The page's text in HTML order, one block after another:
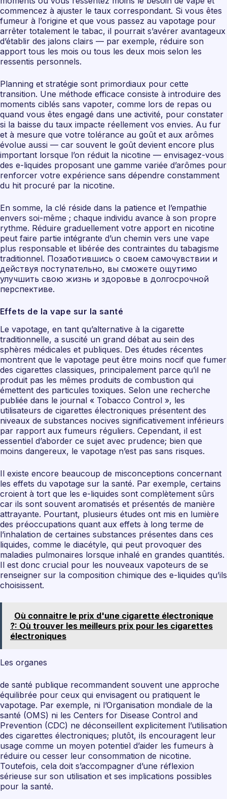
commencez à ajuster le taux correspondant. Si vous êtes
fumeur à l’origine et que vous passez au vapotage pour
arrêter totalement le tabac, il pourrait s’avérer avantageux
d’établir des jalons clairs — par exemple, réduire son
apport tous les mois ou tous les deux mois selon les
ressentis personnels.
Planning et stratégie sont primordiaux pour cette
transition. Une méthode efficace consiste à introduire des
moments ciblés sans vapoter, comme lors de repas ou
quand vous êtes engagé dans une activité, pour constater
si la baisse du taux impacte réellement vos envies. Au fur
et à mesure que votre tolérance au goût et aux arômes
évolue aussi — car souvent le goût devient encore plus
important lorsque l’on réduit la nicotine — envisagez-vous
des e-liquides proposant une gamme variée d’arômes pour
renforcer votre expérience sans dépendre constamment
du hit procuré par la nicotine.
En somme, la clé réside dans la patience et l’empathie
envers soi-même ; chaque individu avance à son propre
rythme. Réduire graduellement votre apport en nicotine
peut faire partie intégrante d’un chemin vers une vape
plus responsable et libérée des contraintes du tabagisme
traditionnel. Позаботившись о своем самочувствии и
действуя поступательно, вы сможете ощутимо
улучшить свою жизнь и здоровье в долгосрочной
перспективе.
Effets de la vape sur la santé
Le vapotage, en tant qu’alternative à la cigarette
traditionnelle, a suscité un grand débat au sein des
sphères médicales et publiques. Des études récentes
montrent que le vapotage peut être moins nocif que fumer
des cigarettes classiques, principalement parce qu’il ne
produit pas les mêmes produits de combustion qui
émettent des particules toxiques. Selon une recherche
publiée dans le journal « Tobacco Control », les
utilisateurs de cigarettes électroniques présentent des
niveaux de substances nocives significativement inférieurs
par rapport aux fumeurs réguliers. Cependant, il est
essentiel d’aborder ce sujet avec prudence; bien que
moins dangereux, le vapotage n’est pas sans risques.
Il existe encore beaucoup de misconceptions concernant
les effets du vapotage sur la santé. Par exemple, certains
croient à tort que les e-liquides sont complètement sûrs
car ils sont souvent aromatisés et présentés de manière
attrayante. Pourtant, plusieurs études ont mis en lumière
des préoccupations quant aux effets à long terme de
l’inhalation de certaines substances présentes dans ces
liquides, comme le diacétyle, qui peut provoquer des
maladies pulmonaires lorsque inhalé en grandes quantités.
Il est donc crucial pour les nouveaux vapoteurs de se
renseigner sur la composition chimique des e-liquides qu’ils
choisissent.
Où connaitre le prix d'une cigarette électronique
?: Où trouver les meilleurs prix pour les cigarettes
électroniques
Les organes
de santé publique recommandent souvent une approche
équilibrée pour ceux qui envisagent ou pratiquent le
vapotage. Par exemple, ni l’Organisation mondiale de la
santé (OMS) ni les Centers for Disease Control and
Prevention (CDC) ne déconseillent explicitement l’utilisation
des cigarettes électroniques; plutôt, ils encouragent leur
usage comme un moyen potentiel d’aider les fumeurs à
réduire ou cesser leur consommation de nicotine.
Toutefois, cela doit s’accompagner d’une réflexion
sérieuse sur son utilisation et ses implications possibles
pour la santé.